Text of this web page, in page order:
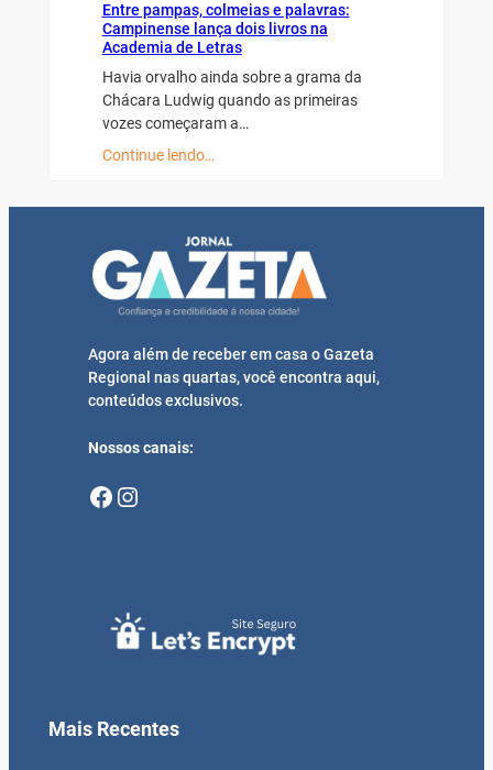
Entre pampas, colmeias e palavras:
Campinense lança dois livros na
Academia de Letras
Havia orvalho ainda sobre a grama da
Chácara Ludwig quando as primeiras
vozes começaram a…
Continue lendo…
Agora além de receber em casa o Gazeta
Regional nas quartas, você encontra aqui,
conteúdos exclusivos.
Nossos canais:
Facebook Instagram
Mais Recentes